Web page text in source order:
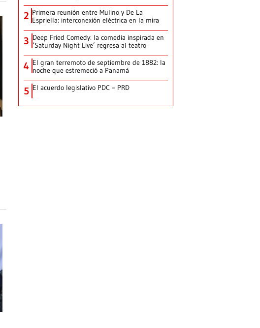
2 Primera reunión entre Mulino y De La
Espriella: interconexión eléctrica en la mira
3 Deep Fried Comedy: la comedia inspirada en
‘Saturday Night Live’ regresa al teatro
4 El gran terremoto de septiembre de 1882: la
noche que estremeció a Panamá
5 El acuerdo legislativo PDC – PRD